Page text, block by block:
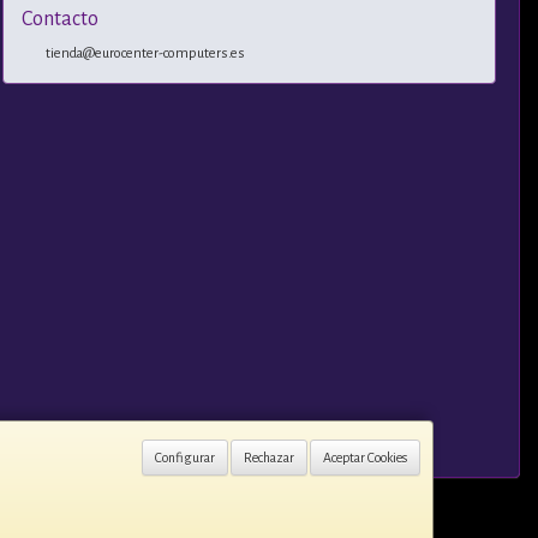
Configurar Rechazar Aceptar Cookies
Contacto
tienda@eurocenter-computers.es